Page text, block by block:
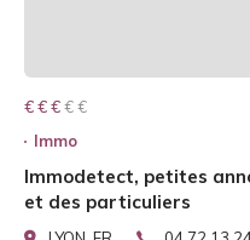
€ € € € €
€ € €
Immo
Immodetect, petites
et des particuliers